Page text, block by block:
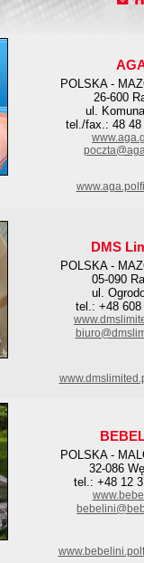
POLSKA -
26-600
ul.
tel./fax.: 48 48
DMS
POLSKA -
05-090
ul.
tel.: +48 608
POLSKA -
32-086
tel.: +48 12